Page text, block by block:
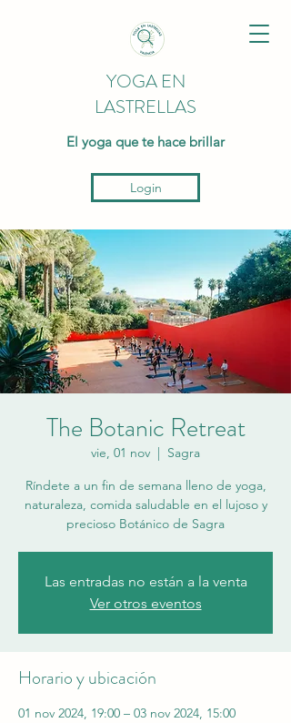
YOGA EN
LASTRELLAS
El yoga que te hace brillar
Login
The Botanic Retreat
vie, 01 nov
  |
Sagra
Ríndete a un fin de semana lleno de yoga,
naturaleza, comida saludable en el lujoso y
precioso Botánico de Sagra
Las entradas no están a la venta
Ver otros eventos
Horario y ubicación
01 nov 2024, 19:00 – 03 nov 2024, 15:00